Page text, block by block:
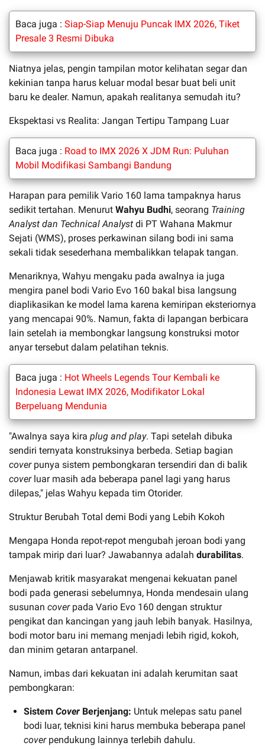
Baca juga : Siap-Siap Menuju Puncak IMX 2026, Tiket
Presale 3 Resmi Dibuka
Niatnya jelas, pengin tampilan motor kelihatan segar dan
kekinian tanpa harus keluar modal besar buat beli unit
baru ke dealer. Namun, apakah realitanya semudah itu?
Ekspektasi vs Realita: Jangan Tertipu Tampang Luar
Baca juga : Road to IMX 2026 X JDM Run: Puluhan
Mobil Modifikasi Sambangi Bandung
Harapan para pemilik Vario 160 lama tampaknya harus
sedikit tertahan. Menurut Wahyu Budhi, seorang Training
Analyst dan Technical Analyst di PT Wahana Makmur
Sejati (WMS), proses perkawinan silang bodi ini sama
sekali tidak sesederhana membalikkan telapak tangan.
Menariknya, Wahyu mengaku pada awalnya ia juga
mengira panel bodi Vario Evo 160 bakal bisa langsung
diaplikasikan ke model lama karena kemiripan eksteriornya
yang mencapai 90%. Namun, fakta di lapangan berbicara
lain setelah ia membongkar langsung konstruksi motor
anyar tersebut dalam pelatihan teknis.
Baca juga : Hot Wheels Legends Tour Kembali ke
Indonesia Lewat IMX 2026, Modifikator Lokal
Berpeluang Mendunia
"Awalnya saya kira plug and play. Tapi setelah dibuka
sendiri ternyata konstruksinya berbeda. Setiap bagian
coverpunya sistem pembongkaran tersendiri dan di balik
coverluar masih ada beberapa panel lagi yang harus
dilepas," jelas Wahyu kepada tim Otorider.
Struktur Berubah Total demi Bodi yang Lebih Kokoh
Mengapa Honda repot-repot mengubah jeroan bodi yang
tampak mirip dari luar? Jawabannya adalah durabilitas.
Menjawab kritik masyarakat mengenai kekuatan panel
bodi pada generasi sebelumnya, Honda mendesain ulang
susunan coverpada Vario Evo 160 dengan struktur
pengikat dan kancingan yang jauh lebih banyak. Hasilnya,
bodi motor baru ini memang menjadi lebih rigid, kokoh,
dan minim getaran antarpanel.
Namun, imbas dari kekuatan ini adalah kerumitan saat
pembongkaran:
Sistem Cover Berjenjang: Untuk melepas satu panel
bodi luar, teknisi kini harus membuka beberapa panel
coverpendukung lainnya terlebih dahulu.